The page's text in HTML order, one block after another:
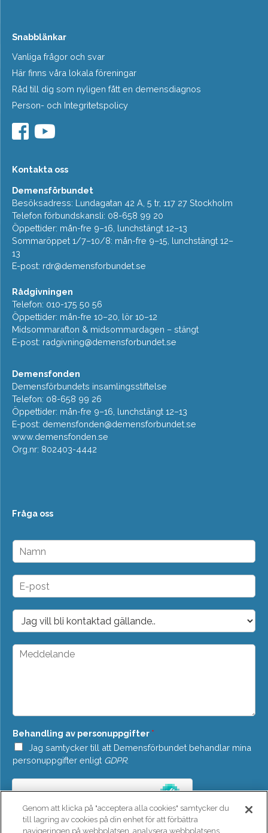
Snabblänkar
Vanliga frågor och svar
Här finns våra lokala föreningar
Råd till dig som nyligen fått en demensdiagnos
Person- och Integritetspolicy
Kontakta oss
Demensförbundet
Besöksadress: Lundagatan 42 A, 5 tr, 117 27 Stockholm
Telefon förbundskansli: 08-658 99 20
Öppettider: mån-fre 9–16, lunchstängt 12–13
Sommaröppet 1/7–10/8: mån-fre 9–15, lunchstängt 12–
13
E-post: rdr@demensforbundet.se
Rådgivningen
Telefon: 010-175 50 56
Öppettider: mån-fre 10–20, lör 10–12
Midsommarafton & midsommardagen – stängt
E-post: radgivning@demensforbundet.se
Demensfonden
Demensförbundets insamlingsstiftelse
Telefon: 08-658 99 26
Öppettider: mån-fre 9–16, lunchstängt 12–13
E-post: demensfonden@demensforbundet.se
www.demensfonden.se
Org.nr: 802403-4442
Fråga oss
N
m
n
E
p
o
t
*
D
o
p
M
a
d
e
*
Behandling av personuppgifter *
Jag samtycker till att Demensförbundet behandlar mina
personuppgifter enligt GDPR.
Genom att klicka på "acceptera alla cookies" samtycker du
till lagring av cookies på din enhet för att förbättra
navigeringen på webbplatsen, analysera webbplatsens